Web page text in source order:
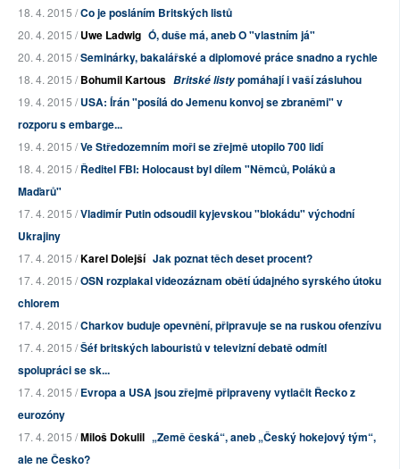
18. 4. 2015 /Co je posláním Britských listů
20. 4. 2015 /Uwe Ladwig Ó, duše má, aneb O "vlastním já"
20. 4. 2015 /Seminárky, bakalářské a diplomové práce snadno a rychle
18. 4. 2015 /Bohumil Kartous Britské listypomáhají i vaší zásluhou
19. 4. 2015 /USA: Írán "posílá do Jemenu konvoj se zbraněmi" v
rozporu s embarge...
19. 4. 2015 /Ve Středozemním moři se zřejmě utopilo 700 lidí
18. 4. 2015 /Ředitel FBI: Holocaust byl dílem "Němců, Poláků a
Maďarů"
17. 4. 2015 /Vladimír Putin odsoudil kyjevskou "blokádu" východní
Ukrajiny
17. 4. 2015 /Karel Dolejší Jak poznat těch deset procent?
17. 4. 2015 /OSN rozplakal videozáznam obětí údajného syrského útoku
chlorem
17. 4. 2015 /Charkov buduje opevnění, připravuje se na ruskou ofenzívu
17. 4. 2015 /Šéf britských labouristů v televizní debatě odmítl
spolupráci se sk...
17. 4. 2015 /Evropa a USA jsou zřejmě připraveny vytlačit Řecko z
eurozóny
17. 4. 2015 /Miloš Dokulil „Země česká“, aneb „Český hokejový tým“,
ale ne Česko?